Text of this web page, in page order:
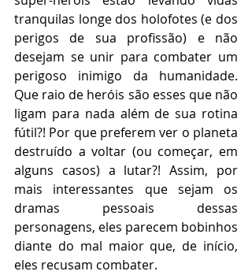
tranquilas longe dos holofotes (e dos
perigos de sua profissão) e não
desejam se unir para combater um
perigoso inimigo da humanidade.
Que raio de heróis são esses que não
ligam para nada além de sua rotina
fútil?! Por que preferem ver o planeta
destruído a voltar (ou começar, em
alguns casos) a lutar?! Assim, por
mais interessantes que sejam os
dramas pessoais dessas
personagens, eles parecem bobinhos
diante do mal maior que, de início,
eles recusam combater.